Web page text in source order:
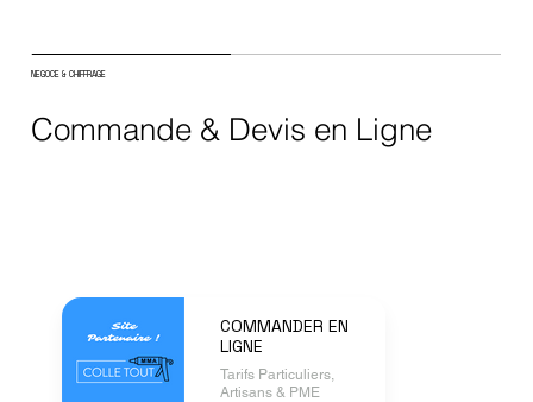
COMMANDER EN
LIGNE
Tarifs Particuliers,
Artisans & PME
Commande & Devis en Ligne
NEGOCE & CHIFFRAGE